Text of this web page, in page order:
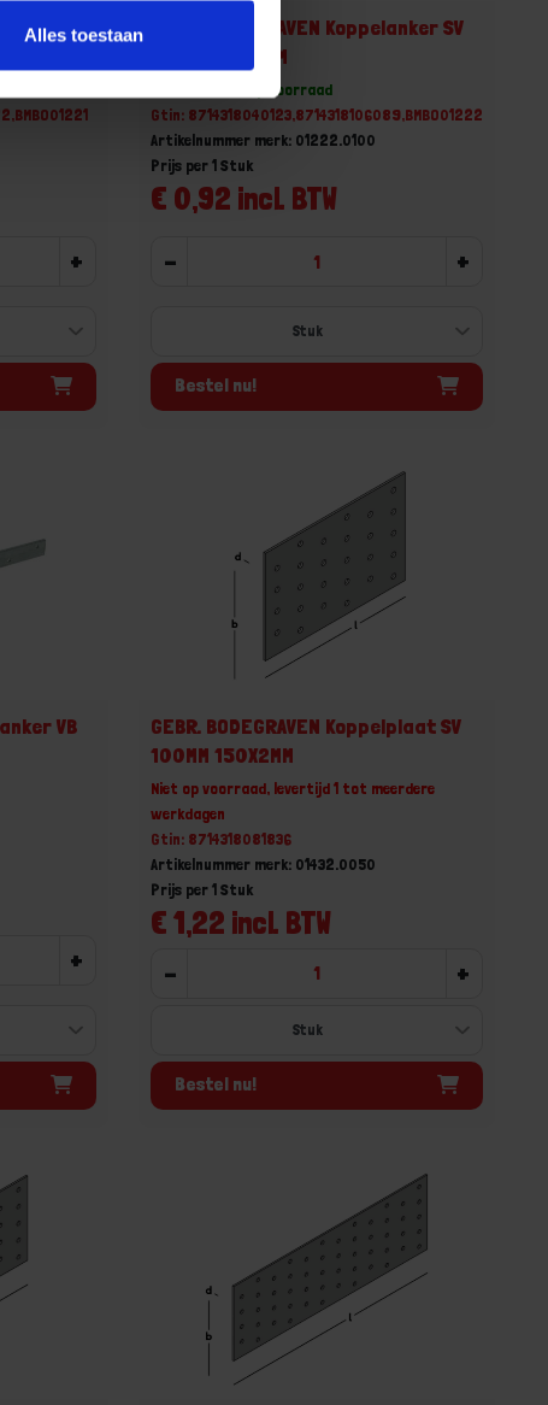
Alles toestaan
SV
+
GEBR. BODEGRAVEN Koppelanker SV
400MM 30X2MM
Voorraad: 150 op voorraad
Gtin: 8714318040123,8714318106089,BMBO01222
Artikelnummer merk: 01222.0100
€ 0,92 incl. BTW
Prijs per 1 Stuk
- +
Bestel nu!
VB
+
GEBR. BODEGRAVEN Koppelplaat SV
100MM 150X2MM
Niet op voorraad, levertijd 1 tot meerdere
werkdagen
Gtin: 8714318081836
Artikelnummer merk: 01432.0050
€ 1,22 incl. BTW
Prijs per 1 Stuk
- +
Bestel nu!